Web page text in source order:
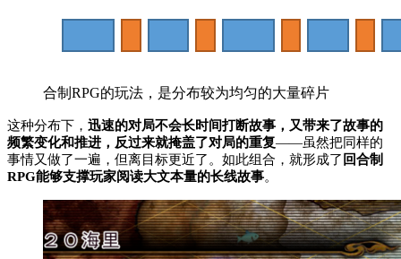
合制RPG的玩法，是分布较为均匀的大量碎片
这种分布下， 迅速的对局不会长时间打断故事，又带来了故事的
频繁变化和推进，反过来就掩盖了对局的重复——虽然把同样的
事情又做了一遍，但离目标更近了。如此组合，就形成了 回合制
RPG能够支撑玩家阅读大文本量的长线故事。